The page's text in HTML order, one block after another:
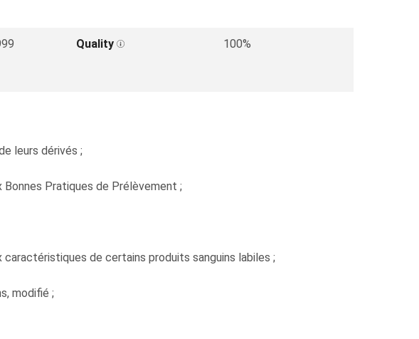
Quality
100%
leurs dérivés ;
Pratiques de Prélèvement ;
de certains produits sanguins labiles ;
modifié ;